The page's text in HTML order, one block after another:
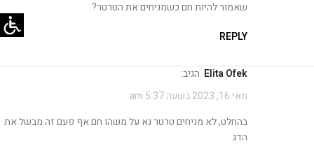
שאמור להיות חם כשמניחים את הטרטר?
REPLY
Elita Ofek
הגיב:
מאי 16, 2023 בשעה 5:37 am
בהחלט, לא מניחים טרטר נא על משהו חם אף פעם זה מבשל את
הדג